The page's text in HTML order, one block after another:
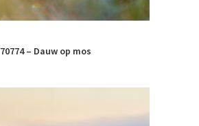
70774 – Dauw op mos